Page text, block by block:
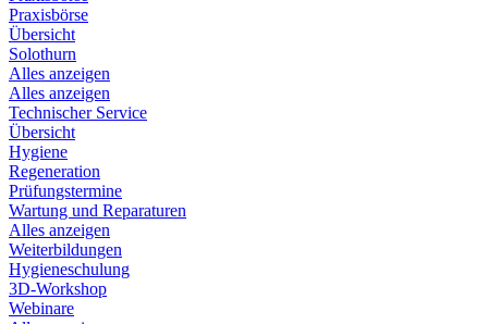
Praxisbörse
Übersicht
Solothurn
Alles anzeigen
Alles anzeigen
Technischer Service
Übersicht
Hygiene
Regeneration
Prüfungstermine
Wartung und Reparaturen
Alles anzeigen
Weiterbildungen
Hygieneschulung
3D-Workshop
Webinare